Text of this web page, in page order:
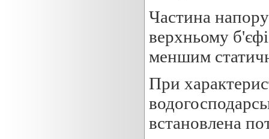
Частина
верхньому
меншим
При
встановлена